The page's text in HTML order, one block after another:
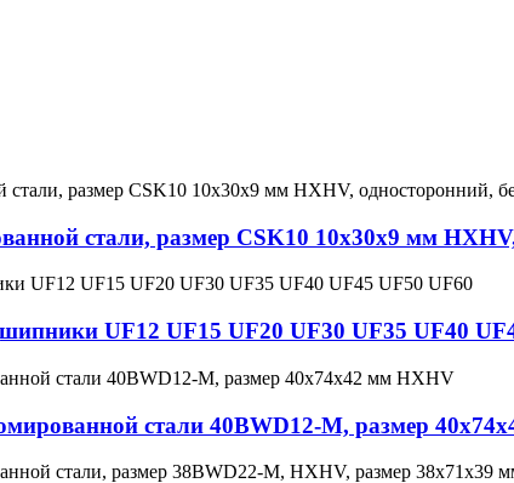
стали, размер CSK10 10x30x9 мм HXHV,
UF12 UF15 UF20 UF30 UF35 UF40
стали 40BWD12-M, размер